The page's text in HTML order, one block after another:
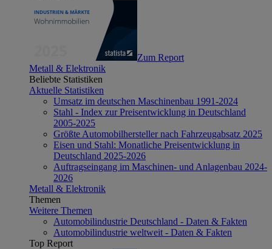
Zum Report
Metall & Elektronik
Beliebte Statistiken
Aktuelle Statistiken
Umsatz im deutschen Maschinenbau 1991-2024
Stahl - Index zur Preisentwicklung in Deutschland
2005-2025
Größte Automobilhersteller nach Fahrzeugabsatz 2025
Eisen und Stahl: Monatliche Preisentwicklung in
Deutschland 2025-2026
Auftragseingang im Maschinen- und Anlagenbau 2024-
2026
Metall & Elektronik
Themen
Weitere Themen
Automobilindustrie Deutschland - Daten & Fakten
Automobilindustrie weltweit - Daten & Fakten
Top Report